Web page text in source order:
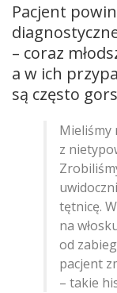
Pacjent
– coraz
a w ich
są często
Mieliśmy
z
tętnicę.
na
od
pacjent
– takie